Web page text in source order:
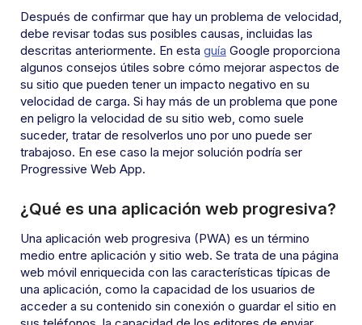
Después de confirmar que hay un problema de velocidad,
debe revisar todas sus posibles causas, incluidas las
descritas anteriormente. En esta guía Google proporciona
algunos consejos útiles sobre cómo mejorar aspectos de
su sitio que pueden tener un impacto negativo en su
velocidad de carga. Si hay más de un problema que pone
en peligro la velocidad de su sitio web, como suele
suceder, tratar de resolverlos uno por uno puede ser
trabajoso. En ese caso la mejor solución podría ser
Progressive Web App.
¿Qué es una aplicación web progresiva?
Una aplicación web progresiva (PWA) es un término
medio entre aplicación y sitio web. Se trata de una página
web móvil enriquecida con las características típicas de
una aplicación, como la capacidad de los usuarios de
acceder a su contenido sin conexión o guardar el sitio en